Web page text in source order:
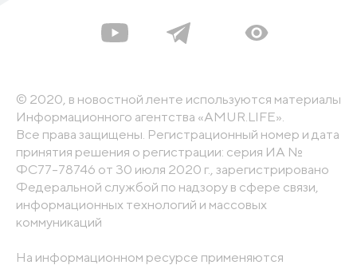
© 2020, в новостной ленте используются материалы
Информационного агентства «AMUR.LIFE».
Все права защищены. Регистрационный номер и дата
принятия решения о регистрации: серия ИА №
ФС77-78746 от 30 июля 2020 г., зарегистрировано
Федеральной службой по надзору в сфере связи,
информационных технологий и массовых
коммуникаций
На информационном ресурсе применяются